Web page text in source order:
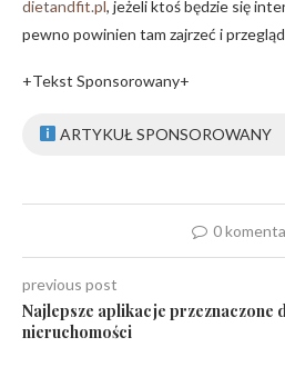
dietandfit.pl, jeżeli ktoś będzie się
pewno powinien tam zajrzeć i
+Tekst Sponsorowany+
ARTYKUŁ SPONSOROWANY
0
previous post
Najlepsze aplikacje przeznaczone
nieruchomości